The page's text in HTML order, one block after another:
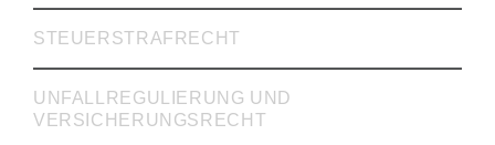
STEUERSTRAFRECHT
UNFALLREGULIERUNG UND
VERSICHERUNGSRECHT